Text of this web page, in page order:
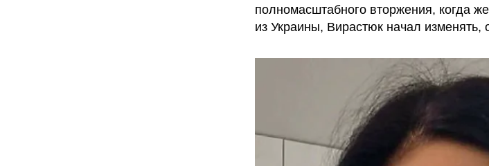
полномасштабного вторжения, когда
из Украины, Вирастюк начал изменять,